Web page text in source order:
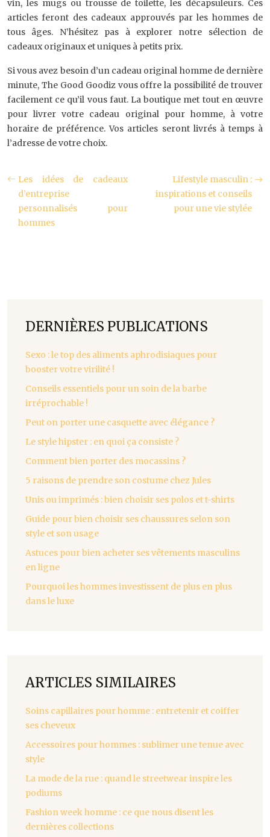
vin, les mugs ou trousse de toilette, les décapsuleurs. Ces
articles feront des cadeaux approuvés par les hommes de
tous âges. N’hésitez pas à explorer notre sélection de
cadeaux originaux et uniques à petits prix.
Si vous avez besoin d’un cadeau original homme de dernière
minute, The Good Goodiz vous offre la possibilité de trouver
facilement ce qu’il vous faut. La boutique met tout en œuvre
pour livrer votre cadeau original pour homme, à votre
horaire de préférence. Vos articles seront livrés à temps à
l’adresse de votre choix.
Les idées de cadeaux
d’entreprise
personnalisés pour
hommes
Lifestyle masculin :
inspirations et conseils
pour une vie stylée
DERNIÈRES PUBLICATIONS
Sexo : le top des aliments aphrodisiaques pour
booster votre virilité !
Conseils essentiels pour un soin de la barbe
irréprochable !
Peut on porter une casquette avec élégance ?
Le style hipster : en quoi ça consiste ?
Comment bien porter des mocassins ?
5 raisons de prendre son costume chez Jules
Unis ou imprimés : bien choisir ses polos et t-shirts
Guide pour bien choisir ses chaussures selon son
style et son usage
Astuces pour bien acheter ses vêtements masculins
en ligne
Pourquoi les hommes investissent de plus en plus
dans le luxe
ARTICLES SIMILAIRES
Soins capillaires pour homme : entretenir et coiffer
ses cheveux
Accessoires pour hommes : sublimer une tenue avec
style
La mode de la rue : quand le streetwear inspire les
podiums
Fashion week homme : ce que nous disent les
dernières collections